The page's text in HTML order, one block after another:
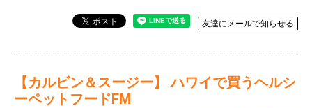
友達にメールで知らせる
【カルビン＆スージー】 ハワイで買うヘルシ
ーペットフードFM